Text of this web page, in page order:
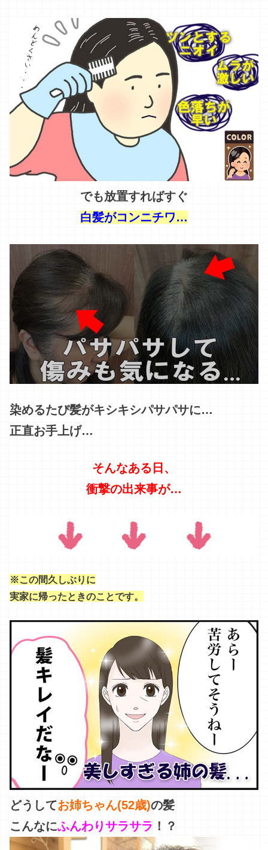
でも放置すればすぐ
白髪がコンニチワ…
染めるたび髪がキシキシパサパサに…
正直お手上げ…
そんなある日、
衝撃の出来事が…
※この間久しぶりに
実家に帰ったときのことです。
どうしてお姉ちゃん(52歳)の髪
こんなにふんわりサラサラ ！？